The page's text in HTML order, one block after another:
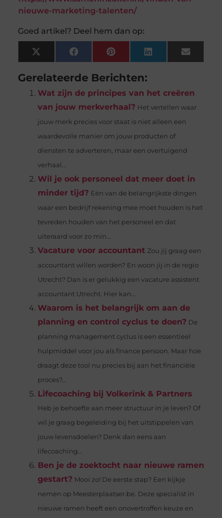
nieuwe-marketing-talenten/
Goed artikel? Deel hem dan op:
X
(Twitter)
FacebookPinterestLinkedInEmail
Gerelateerde Berichten:
Wat zijn de principes van het creëren
van jouw merkverhaal? Het vertellen waar
jouw merk precies voor staat is niet alleen een
waardevolle manier om jouw producten of
diensten te adverteren, maar een overtuigend
verhaal...
Wil je ook personeel dat meer doet in
minder tijd? Eén van de belangrijkste dingen
waar een bedrijf rekening mee moet houden is het
tevreden houden van het personeel en dat
uiteraard voor zo min...
Vacature voor accountant Zou jij graag een
accountant willen worden? En woon jij in de regio
Utrecht? Dan is er gelukkig een vacature assistent
accountant Utrecht. Hier kan...
Waarom is het belangrijk om aan de
planning en control cyclus te doen? De
planning management cyclus is een essentieel
hulpmiddel voor jou als finance persoon. Maar hoe
draagt ​​deze tool nu precies bij aan het financiële
proces?...
Lifecoaching bij Volkerink & Partners
Heb je behoefte aan meer structuur in je leven? Of
wil je graag begeleiding bij het uitstippelen van
jouw levensdoelen? Denk dan eens aan
lifecoaching...
Ben je de zoektocht naar nieuwe ramen
gestart? Mooi zo! De eerste stap? Een kijkje
nemen op Meesterplaatser.be. Deze specialist in
nieuwe ramen heeft een onovertroffen keuze en